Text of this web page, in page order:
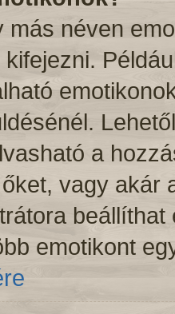
más néven
a
vagy akár
emotikont